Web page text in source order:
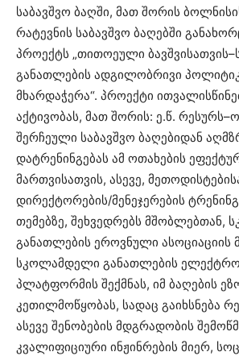
საბავშვო ბაღში, მათ შორის
რატევნის საბავშვო ბაღებში
პროექტს „თითოეული
განათლების ადგილობრივი
მხარდაჭერა“. პროექტი
აქტივობას, მათ შორის: ე.წ.
შერჩეული საბავშვო ბაღებიდან
დატრენინგებას ამ ოთახების
მართვისათვის, ასევე,
დირექტორების/მენეჯერების
თემებზე, შეხვედრებს მშობლებთან,
განათლების ეროვნული ასოციაციის
სკოლამდელი განათლების
პლატფორმის შექმნას, იმ ბაღების
კეთილმოწყობას, სადაც გაიხსნება
ასევე შენობების მდგრადობის
კვალიფიციური ინჟინრების მიერ,